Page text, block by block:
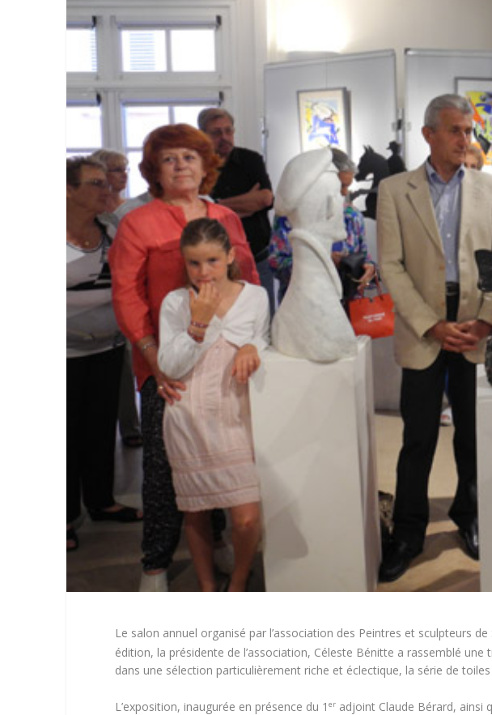
Le salon annuel organisé par l’association des Peintres et sculpteurs
édition, la présidente de l’association, Céleste Bénitte a rassemblé
dans une sélection particulièrement riche et éclectique, la série de
L’exposition, inaugurée en présence du 1er adjoint Claude Bérard, ainsi